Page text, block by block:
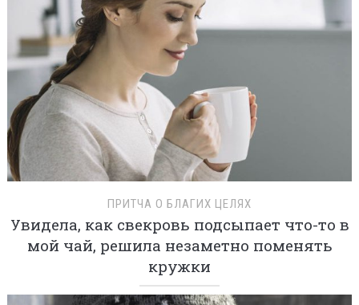
ПРИТЧА О БЛАГИХ ЦЕЛЯХ
Увидела, как свекровь подсыпает что-то в
мой чай, решила незаметно поменять
кружки